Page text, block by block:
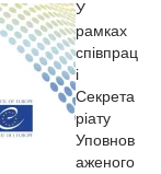
У
рамках
співпрац
і
Секрета
ріату
Уповнов
аженого